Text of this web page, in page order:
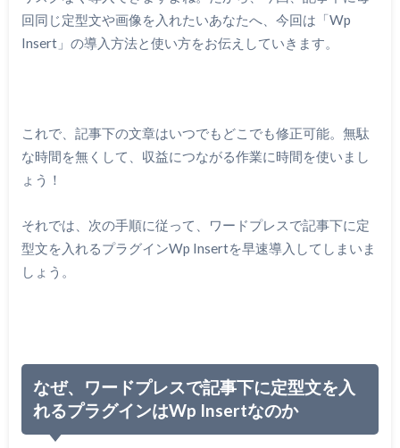
回同じ定型文や画像を入れたいあなたへ、今回は「Wp
Insert」の導入方法と使い方をお伝えしていきます。
これで、記事下の文章はいつでもどこでも修正可能。無駄
な時間を無くして、収益につながる作業に時間を使いまし
ょう！
それでは、次の手順に従って、ワードプレスで記事下に定
型文を入れるプラグインWp Insertを早速導入してしまいま
しょう。
なぜ、ワードプレスで記事下に定型文を入
れるプラグインはWp Insertなのか